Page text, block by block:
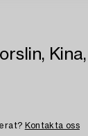
Kontakta oss